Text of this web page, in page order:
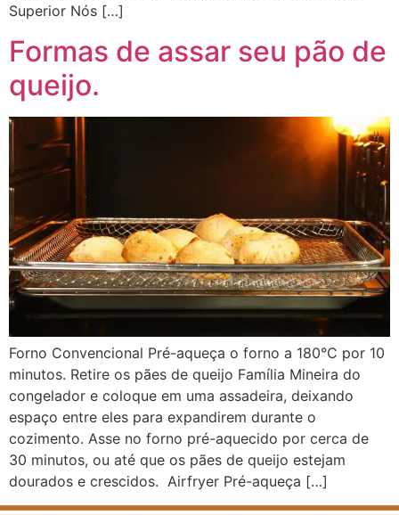
Superior Nós […]
Formas de assar seu pão de
queijo.
Forno Convencional Pré-aqueça o forno a 180°C por 10
minutos. Retire os pães de queijo Família Mineira do
congelador e coloque em uma assadeira, deixando
espaço entre eles para expandirem durante o
cozimento. Asse no forno pré-aquecido por cerca de
30 minutos, ou até que os pães de queijo estejam
dourados e crescidos. Airfryer Pré-aqueça […]